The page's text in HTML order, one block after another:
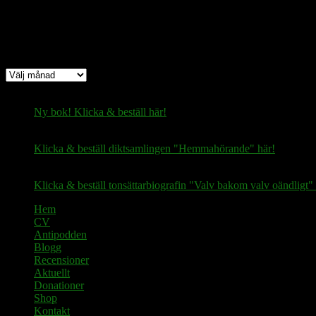
Arkiv
Ny bok! Klicka & beställ här!
Klicka & beställ diktsamlingen "Hemmahörande" här!
Klicka & beställ tonsättarbiografin "Valv bakom valv oändligt"
Hem
CV
Antipodden
Blogg
Recensioner
Aktuellt
Donationer
Shop
Kontakt